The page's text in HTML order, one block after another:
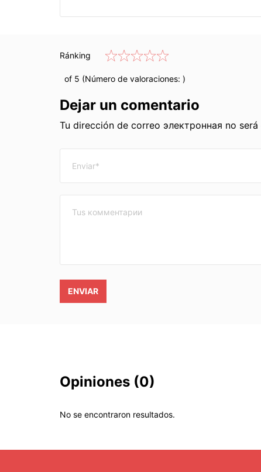
Ránking
of 5 (Número de valoraciones: )
Dejar un comentario
Tu dirección de correo электронная no será
ENVIAR
Opiniones (0)
No se encontraron resultados.